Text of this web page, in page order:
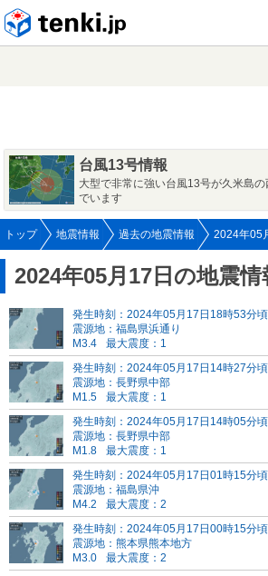
台風13号情報
大型で非常に強い台風13号が久米島
でいます
トップ 地震情報 過去の地震情報 2024年05
2024年05月17日の地震情
発生時刻：2024年05月17日18時53分頃
震源地：福島県浜通り
M3.4
最大震度：1
発生時刻：2024年05月17日14時27分頃
震源地：長野県中部
M1.5
最大震度：1
発生時刻：2024年05月17日14時05分頃
震源地：長野県中部
M1.8
最大震度：1
発生時刻：2024年05月17日01時15分頃
震源地：福島県沖
M4.2
最大震度：2
発生時刻：2024年05月17日00時15分頃
震源地：熊本県熊本地方
M3.0
最大震度：2